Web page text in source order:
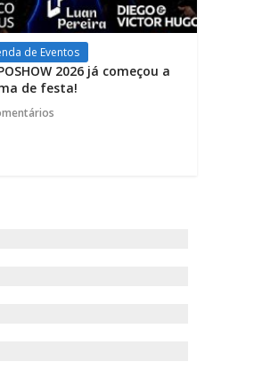
de Eventos
2026 já começou a
de festa!